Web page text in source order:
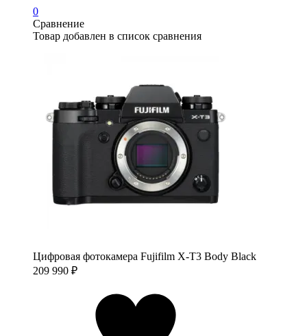
0
Сравнение
Товар добавлен в список сравнения
Цифровая фотокамера Fujifilm X-T3 Body Black
209 990 ₽